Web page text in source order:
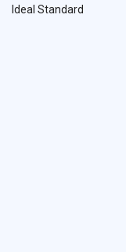
Ideal Standard